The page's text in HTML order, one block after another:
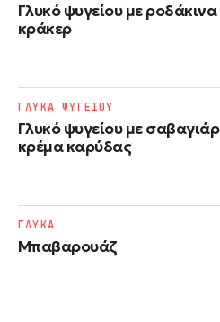
Γλυκό ψυγείου με ροδάκινα
κράκερ
Γλυκό ψυγείου με
κρέμα καρύδας
ΓΛΥΚΑ ΨΥΓΕΙΟΥ
Μπαβαρουάζ
ΓΛΥΚΑ